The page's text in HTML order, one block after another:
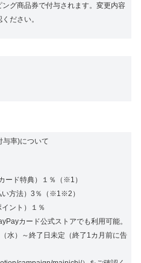
グ商品券で付与されます。変更内容
ださい。
率)について
ード特典）１％（※1）
法）3％（※1※2）
ント）１％
カード公式ストアでも利用可能。
水）～終了日未定（終了1カ月前に告